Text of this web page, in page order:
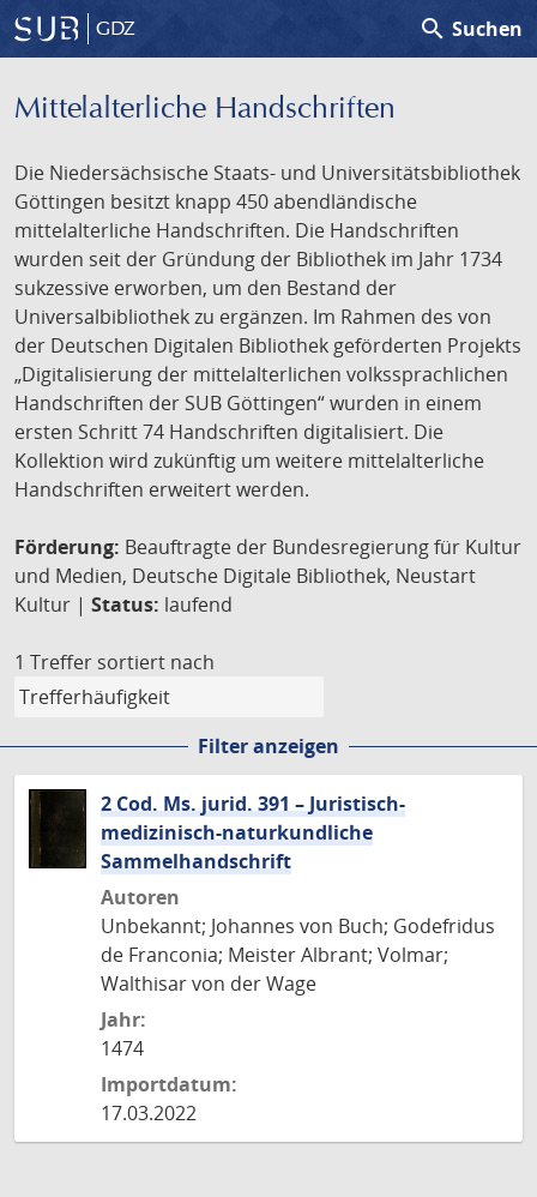
GDZ search Suchen
Mittelalterliche Handschriften
Die Niedersächsische Staats- und Universitätsbibliothek
Göttingen besitzt knapp 450 abendländische
mittelalterliche Handschriften. Die Handschriften
wurden seit der Gründung der Bibliothek im Jahr 1734
sukzessive erworben, um den Bestand der
Universalbibliothek zu ergänzen. Im Rahmen des von
der Deutschen Digitalen Bibliothek geförderten Projekts
„Digitalisierung der mittelalterlichen volkssprachlichen
Handschriften der SUB Göttingen“ wurden in einem
ersten Schritt 74 Handschriften digitalisiert. Die
Kollektion wird zukünftig um weitere mittelalterliche
Handschriften erweitert werden.
Förderung: Beauftragte der Bundesregierung für Kultur
und Medien, Deutsche Digitale Bibliothek, Neustart
Kultur | Status: laufend
1 Treffer sortiert nach
Filter anzeigen
2 Cod. Ms. jurid. 391 – Juristisch-
medizinisch-naturkundliche
Sammelhandschrift
Autoren
Unbekannt; Johannes von Buch; Godefridus
de Franconia; Meister Albrant; Volmar;
Walthisar von der Wage
Jahr:
1474
Importdatum:
17.03.2022